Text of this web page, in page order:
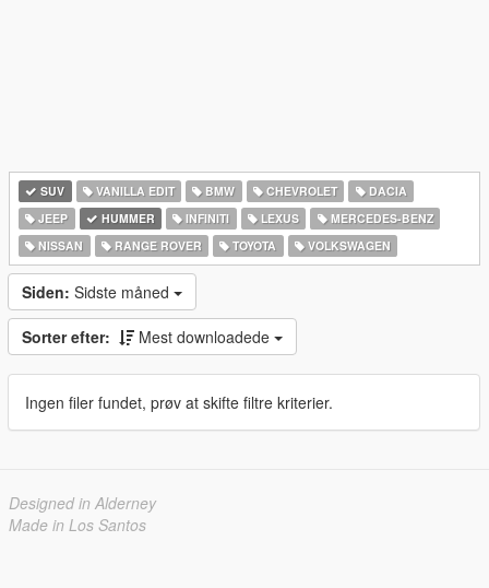
SUV VANILLA EDIT BMW CHEVROLET
DACIA
JEEP
HUMMER INFINITI LEXUS
MERCEDES-BENZ
NISSAN
RANGE ROVER TOYOTA VOLKSWAGEN
Siden: Sidste måned
Sorter efter: Mest downloadede
Ingen filer fundet, prøv at skifte filtre kriterier.
Designed in Alderney
Made in Los Santos